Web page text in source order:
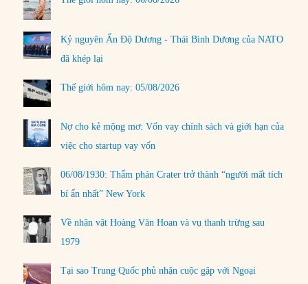
Kỷ nguyên Ấn Độ Dương - Thái Bình Dương của NATO
đã khép lại
Thế giới hôm nay: 05/08/2026
Nợ cho kẻ mộng mơ: Vốn vay chính sách và giới hạn của
việc cho startup vay vốn
06/08/1930: Thẩm phán Crater trở thành “người mất tích
bí ẩn nhất” New York
Về nhân vật Hoàng Văn Hoan và vụ thanh trừng sau
1979
Tại sao Trung Quốc phủ nhận cuộc gặp với Ngoại